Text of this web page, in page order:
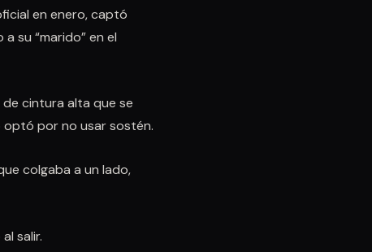
en enero, captó
su “marido” en el
cintura alta que se
optó por no usar sostén.
colgaba a un lado,
salir.